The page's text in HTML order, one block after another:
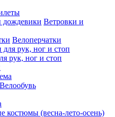
Ветровки и
Велоперчатки
рук, ног и стоп
Велообувь